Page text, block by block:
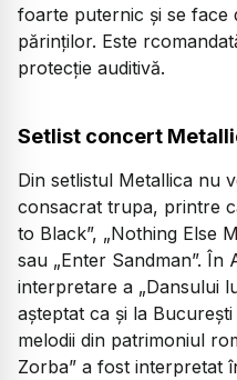
foarte puternic și se face
părinților. Este
protecție auditivă.
Setlist concert
Din setlistul Metallica nu
consacrat trupa, printre
to Black”, „Nothing Else
sau „Enter Sandman”.
interpretare a „Dansului
așteptat ca și la
melodii din patrimoniul
Zorba” a fost interpretat